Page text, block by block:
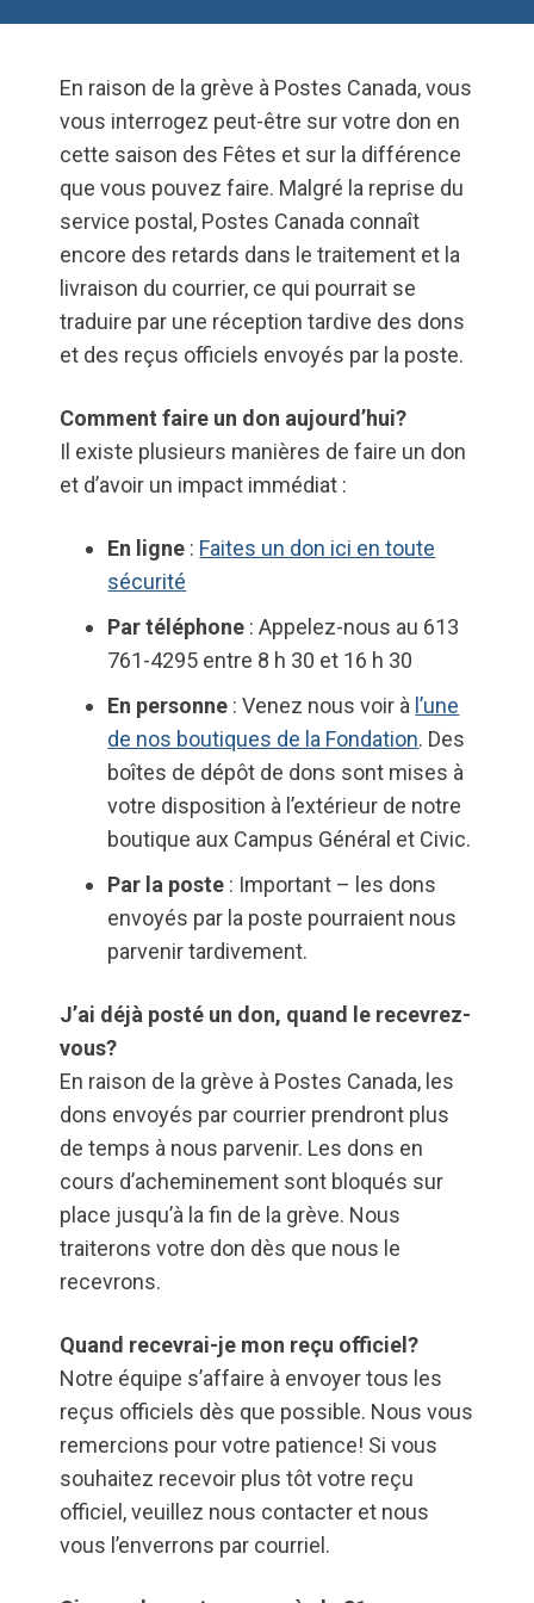
En raison de la grève à Postes Canada, vous
vous interrogez peut-être sur votre don en
cette saison des Fêtes et sur la différence
que vous pouvez faire. Malgré la reprise du
service postal, Postes Canada connaît
encore des retards dans le traitement et la
livraison du courrier, ce qui pourrait se
traduire par une réception tardive des dons
et des reçus officiels envoyés par la poste.
Comment faire un don aujourd’hui?
Il existe plusieurs manières de faire un don
et d’avoir un impact immédiat :
En ligne : Faites un don ici en toute
sécurité
Par téléphone : Appelez-nous au 613
761-4295 entre 8 h 30 et 16 h 30
En personne : Venez nous voir à l’une
de nos boutiques de la Fondation. Des
boîtes de dépôt de dons sont mises à
votre disposition à l’extérieur de notre
boutique aux Campus Général et Civic.
Par la poste : Important – les dons
envoyés par la poste pourraient nous
parvenir tardivement.
J’ai déjà posté un don, quand le recevrez-
vous?
En raison de la grève à Postes Canada, les
dons envoyés par courrier prendront plus
de temps à nous parvenir. Les dons en
cours d’acheminement sont bloqués sur
place jusqu’à la fin de la grève. Nous
traiterons votre don dès que nous le
recevrons.
Quand recevrai-je mon reçu officiel?
Notre équipe s’affaire à envoyer tous les
reçus officiels dès que possible. Nous vous
remercions pour votre patience! Si vous
souhaitez recevoir plus tôt votre reçu
officiel, veuillez nous contacter et nous
vous l’enverrons par courriel.